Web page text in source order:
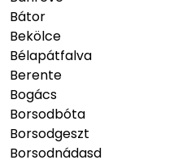
Bátor
Bekölce
Bélapátfalva
Berente
Bogács
Borsodbóta
Borsodgeszt
Borsodnádasd